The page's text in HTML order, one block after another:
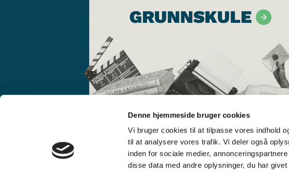
Denne hjemmeside bruger cookies
Vi bruger cookies til at tilpasse vores indhold
til at analysere vores trafik. Vi deler også
inden for sociale medier,
disse data med andre oplysninger, du har
GRUNNSKULE